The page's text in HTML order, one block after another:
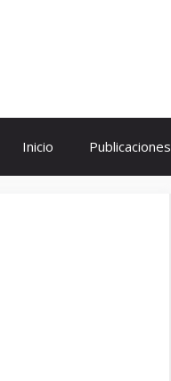
Inicio Publicaciones